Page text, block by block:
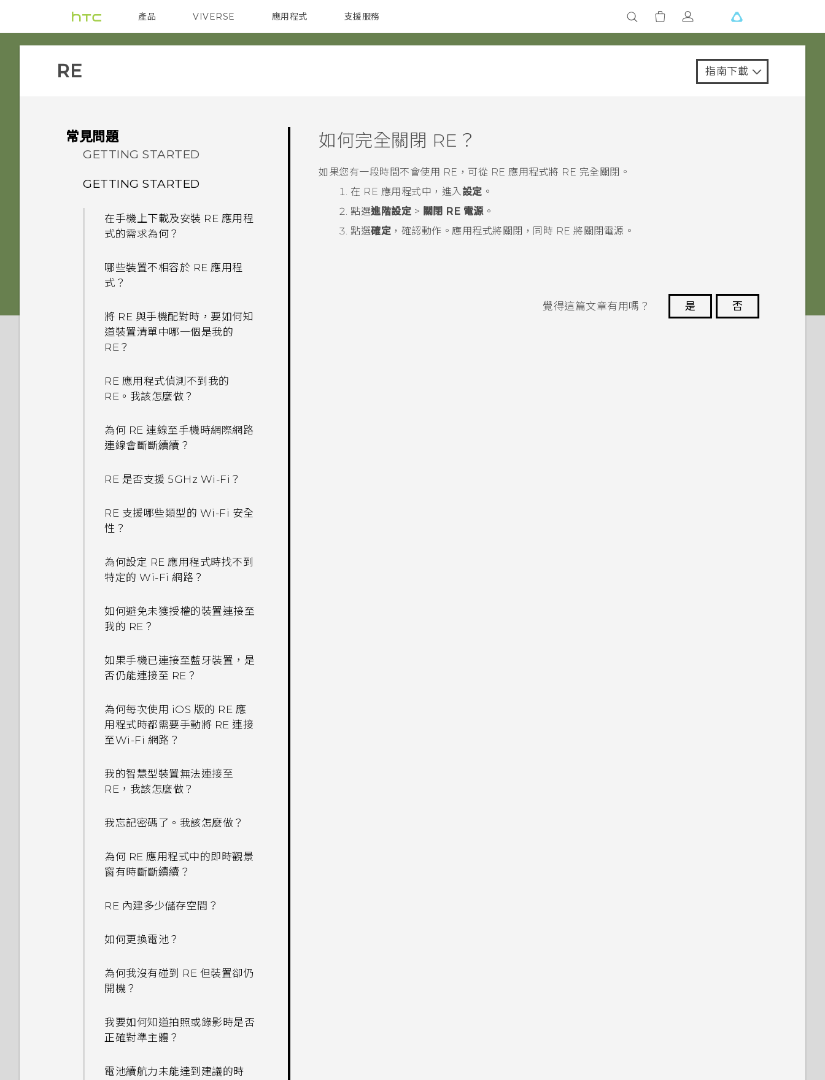
產品
VIVE 智能手機 G REIGNS 配件
VIVERSE 應用程式 支援服務
RE‎ 指南下載
常見問題
GETTING STARTED
GETTING STARTED
在手機上下載及安裝 RE 應用程
式的需求為何？
哪些裝置不相容於 RE 應用程
式？
將 RE 與手機配對時，要如何知
道裝置清單中哪一個是我的
RE？
RE 應用程式偵測不到我的
RE。我該怎麼做？
為何 RE 連線至手機時網際網路
連線會斷斷續續？
RE 是否支援 5GHz Wi-Fi？
RE 支援哪些類型的 Wi-Fi 安全
性？
為何設定 RE 應用程式時找不到
特定的 Wi-Fi 網路？
如何避免未獲授權的裝置連接至
我的 RE？
如果手機已連接至藍牙裝置，是
否仍能連接至 RE？
為何每次使用 iOS 版的 RE 應
用程式時都需要手動將 RE 連接
至Wi-Fi 網路？
我的智慧型裝置無法連接至
RE，我該怎麼做？
我忘記密碼了。我該怎麼做？
為何 RE 應用程式中的即時觀景
窗有時斷斷續續？
RE 內建多少儲存空間？
如何更換電池？
為何我沒有碰到 RE 但裝置卻仍
開機？
我要如何知道拍照或錄影時是否
正確對準主體？
電池續航力未能達到建議的時
如何完全關閉 RE ？
如果您有一段時間不會使用 RE ，可從 RE 應用程式將 RE 完全關閉。
在 RE 應用程式中，進入設定 。
點選進階設定 > 關閉 RE 電源。
點選確定 ，確認動作。應用程式將關閉，同時 RE 將關閉電源。
覺得這篇文章有用嗎？ 是
否